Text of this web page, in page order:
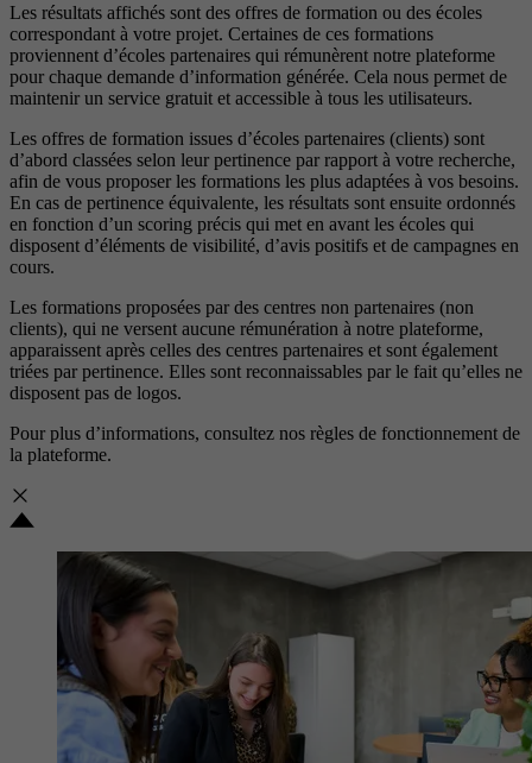
Les résultats affichés sont des offres de formation ou des écoles
correspondant à votre projet. Certaines de ces formations
proviennent d’écoles partenaires qui rémunèrent notre plateforme
pour chaque demande d’information générée. Cela nous permet de
maintenir un service gratuit et accessible à tous les utilisateurs.
Les offres de formation issues d’écoles partenaires (clients) sont
d’abord classées selon leur pertinence par rapport à votre recherche,
afin de vous proposer les formations les plus adaptées à vos besoins.
En cas de pertinence équivalente, les résultats sont ensuite ordonnés
en fonction d’un scoring précis qui met en avant les écoles qui
disposent d’éléments de visibilité, d’avis positifs et de campagnes en
cours.
Les formations proposées par des centres non partenaires (non
clients), qui ne versent aucune rémunération à notre plateforme,
apparaissent après celles des centres partenaires et sont également
triées par pertinence. Elles sont reconnaissables par le fait qu’elles ne
disposent pas de logos.
Pour plus d’informations, consultez nos règles de fonctionnement de
la plateforme.